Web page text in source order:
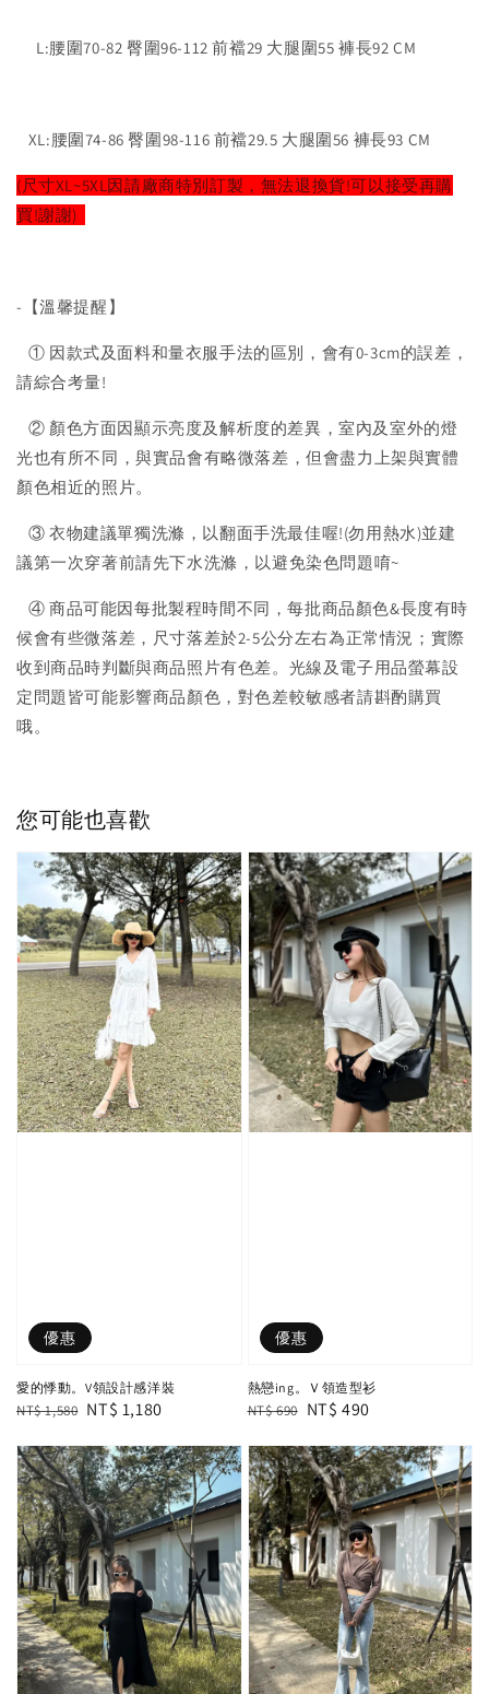
L:腰圍70-82 臀圍96-112 前襠29 大腿圍55 褲長92 CM
XL:腰圍74-86 臀圍98-116 前襠29.5 大腿圍56 褲長93 CM
(尺寸XL~5XL因請廠商特別訂製，無法退換貨!可以接受再購
買!謝謝)
-【溫馨提醒】
① 因款式及面料和量衣服手法的區別，會有0-3cm的誤差，
請綜合考量!
② 顏色方面因顯示亮度及解析度的差異，室內及室外的燈
光也有所不同，與實品會有略微落差，但會盡力上架與實體
顏色相近的照片。
③ 衣物建議單獨洗滌，以翻面手洗最佳喔!(勿用熱水)並建
議第一次穿著前請先下水洗滌，以避免染色問題唷~
④ 商品可能因每批製程時間不同，每批商品顏色&長度有時
候會有些微落差，尺寸落差於2-5公分左右為正常情況；實際
收到商品時判斷與商品照片有色差。光線及電子用品螢幕設
定問題皆可能影響商品顏色，對色差較敏感者請斟酌購買
哦。
您可能也喜歡
優惠
愛的悸動。V領設計感洋裝
Regular
NT$ 1,580 Sale
NT$ 1,180
優惠
熱戀ing。Ｖ領造型衫
Regular
NT$ 690 Sale
NT$ 490